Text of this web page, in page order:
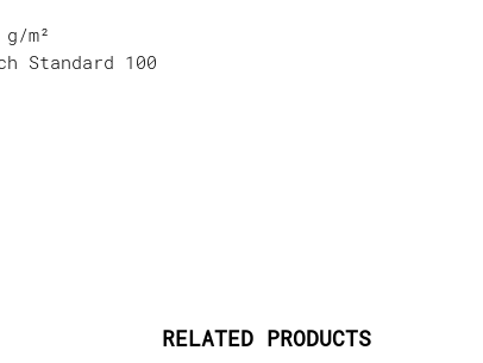
m²
Standard 100
RELATED PRODUCTS